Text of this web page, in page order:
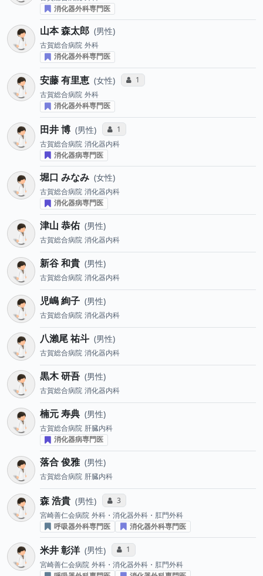
消化器外科専門医
山本 森太郎 男性
古賀総合病院 外科
消化器外科専門医
安藤 有里恵 女性 コミュニケーション・タイプ投票数
1
古賀総合病院 外科
消化器外科専門医
田井 博 男性 コミュニケーション・タイプ投票数
1
古賀総合病院 消化器内科
消化器病専門医
堀口 みなみ 女性
古賀総合病院 消化器内科
消化器病専門医
津山 恭佑 男性
古賀総合病院 消化器内科
新谷 和貴 男性
古賀総合病院 消化器内科
児嶋 絢子 男性
古賀総合病院 消化器内科
八瀨尾 祐斗 男性
古賀総合病院 消化器内科
黒木 研吾 男性
古賀総合病院 消化器内科
楠元 寿典 男性
古賀総合病院 肝臓内科
消化器病専門医
落合 俊雅 男性
古賀総合病院 肝臓内科
森 浩貴 男性 コミュニケーション・タイプ投票数
3
宮崎善仁会病院 外科・消化器外科・肛門外科
呼吸器外科専門医
消化器外科専門医
米井 彰洋 男性 コミュニケーション・タイプ投票数
1
宮崎善仁会病院 外科・消化器外科・肛門外科